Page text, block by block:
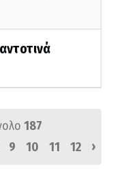
187
9 10 11 12 ›